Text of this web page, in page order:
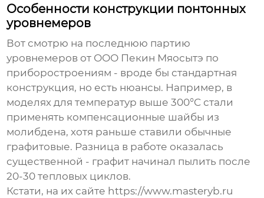
Особенности конструкции понтонных
уровнемеров
Вот смотрю на последнюю партию
уровнемеров от ООО Пекин Мяосытэ по
приборостроениям - вроде бы стандартная
конструкция, но есть нюансы. Например, в
моделях для температур выше 300°C стали
применять компенсационные шайбы из
молибдена, хотя раньше ставили обычные
графитовые. Разница в работе оказалась
существенной - графит начинал пылить после
20-30 тепловых циклов.
Кстати, на их сайте https://www.masteryb.ru